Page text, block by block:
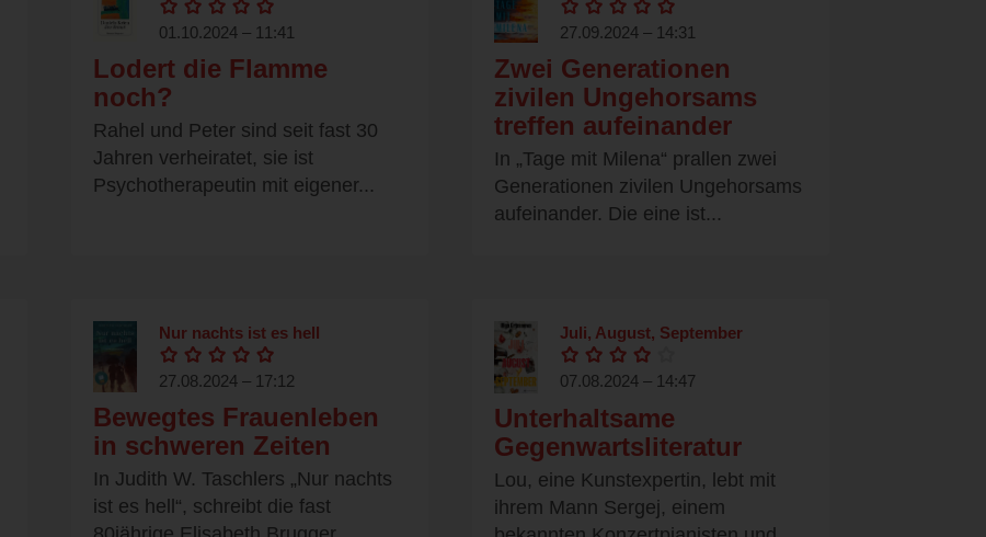
01.10.2024 – 11:41
Lodert die Flamme
noch?
Rahel und Peter sind seit fast 30
Jahren verheiratet, sie ist
Psychotherapeutin mit eigener...
27.09.2024 – 14:31
Zwei Generationen
zivilen Ungehorsams
treffen aufeinander
In „Tage mit Milena“ prallen zwei
Generationen zivilen Ungehorsams
aufeinander. Die eine ist...
Nur nachts ist es hell
27.08.2024 – 17:12
Bewegtes Frauenleben
in schweren Zeiten
In Judith W. Taschlers „Nur nachts
ist es hell“, schreibt die fast
Juli, August, September
07.08.2024 – 14:47
Unterhaltsame
Gegenwartsliteratur
Lou, eine Kunstexpertin, lebt mit
ihrem Mann Sergej, einem